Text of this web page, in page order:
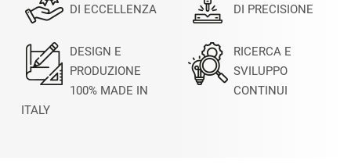
DI ECCELLENZA
DI PRECISIONE
DESIGN E
PRODUZIONE
100% MADE IN
ITALY
RICERCA E
SVILUPPO
CONTINUI